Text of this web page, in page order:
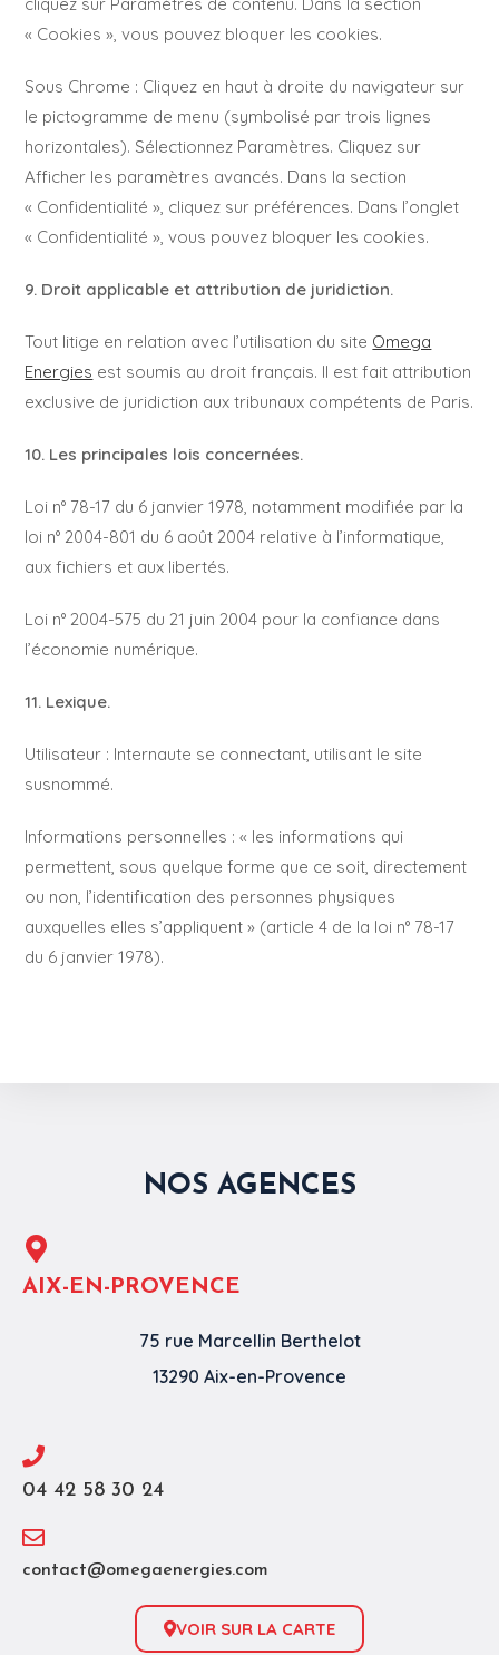
« Cookies », vous pouvez bloquer les cookies.
Sous Chrome : Cliquez en haut à droite du navigateur sur
le pictogramme de menu (symbolisé par trois lignes
horizontales). Sélectionnez Paramètres. Cliquez sur
Afficher les paramètres avancés. Dans la section
« Confidentialité », cliquez sur préférences. Dans l’onglet
« Confidentialité », vous pouvez bloquer les cookies.
9. Droit applicable et attribution de juridiction.
Tout litige en relation avec l’utilisation du site Omega
Energies est soumis au droit français. Il est fait attribution
exclusive de juridiction aux tribunaux compétents de Paris.
10. Les principales lois concernées.
Loi n° 78-17 du 6 janvier 1978, notamment modifiée par la
loi n° 2004-801 du 6 août 2004 relative à l’informatique,
aux fichiers et aux libertés.
Loi n° 2004-575 du 21 juin 2004 pour la confiance dans
l’économie numérique.
11. Lexique.
Utilisateur : Internaute se connectant, utilisant le site
susnommé.
Informations personnelles : « les informations qui
permettent, sous quelque forme que ce soit, directement
ou non, l’identification des personnes physiques
auxquelles elles s’appliquent » (article 4 de la loi n° 78-17
du 6 janvier 1978).
NOS AGENCES
AIX-EN-PROVENCE
75 rue Marcellin Berthelot
13290 Aix-en-Provence
04 42 58 30 24
contact@omegaenergies.com
VOIR SUR LA CARTE